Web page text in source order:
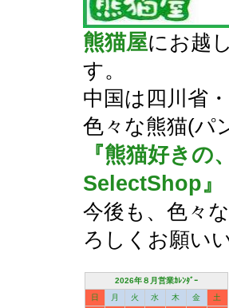
熊猫屋にお越
す。
中国は四川省
色々な熊猫(パ
『熊猫好き
SelectShop』
今後も、色々
ろしくお願い
2026年８月営業ｶﾚﾝﾀﾞｰ
日
月 火 水 木 金
土